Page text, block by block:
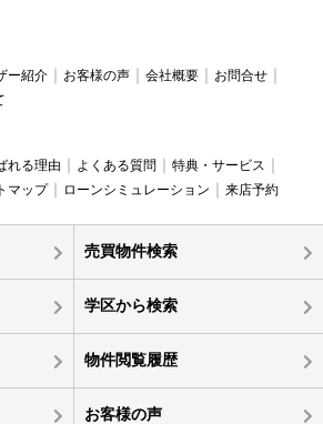
ー紹介 お客様の声 会社概要
お問合せ
れる理由 よくある質問
特典・サービス
マップ ローンシミュレーション 来店予約
売買物件検索
学区から検索
物件閲覧履歴
お客様の声